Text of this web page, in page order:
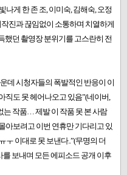
나게 한 존 조, 이미숙, 김해숙, 오정
진과 끊임없이 소통하며 치열하게
했던 촬영장 분위기를 고스란히 전
데 시청자들의 폭발적인 반응이 이
직도 못 헤어나오고 있음”(네이버,
는 작품… 제발 이 작품 못 본 사람
아보려고 이번 연휴만 기다리고 있
이대로 못 보낸다..”(무명의 더
를 보내며 모든 에피소드 공개 이후